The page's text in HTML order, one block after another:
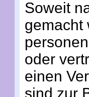
Soweit
gemacht
oder
einen
sind zur